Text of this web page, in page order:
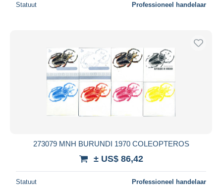
Toepassen
Statuut Professioneel handelaar
273079 MNH BURUNDI 1970 COLEOPTEROS
± US$ 86,42
Statuut Professioneel handelaar